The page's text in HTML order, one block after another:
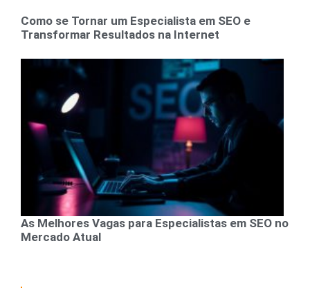
Como se Tornar um Especialista em SEO e
Transformar Resultados na Internet
As Melhores Vagas para Especialistas em SEO no
Mercado Atual